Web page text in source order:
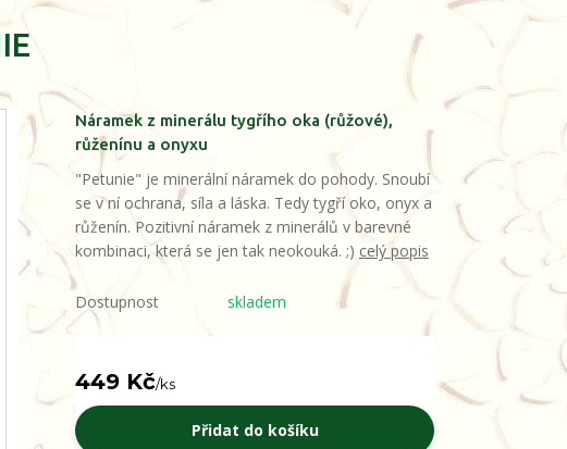
Náramek z minerálu tygřího oka (růžové),
růženínu a onyxu
"Petunie" je minerální náramek do pohody. Snoubí
se v ní ochrana, síla a láska. Tedy tygří oko, onyx a
růženín. Pozitivní náramek z minerálů v barevné
kombinaci, která se jen tak neokouká. ;) celý popis
Dostupnost skladem
449 Kč/ks
Přidat do košíku